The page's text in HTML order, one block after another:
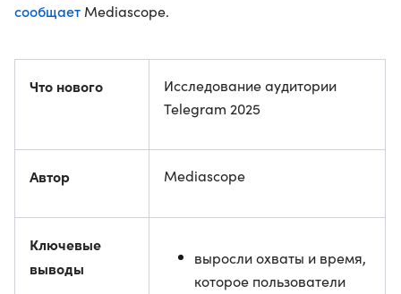
сообщает Mediascope.
Что нового
Исследование аудитории
Telegram 2025
Автор Mediascope
Ключевые
выводы
выросли охваты и время,
которое пользователи